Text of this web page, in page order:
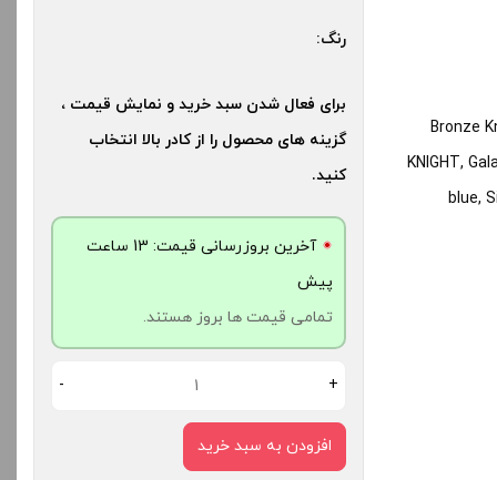
Bronze
KNIGHT,
blue,
رنگ:
برای فعال شدن سبد خرید و نمایش قیمت ،
گزینه های محصول را از کادر بالا انتخاب
کنید.
آخرین بروزرسانی قیمت: 13 ساعت
پیش
تمامی قیمت ها بروز هستند.
- +
افزودن به سبد خرید